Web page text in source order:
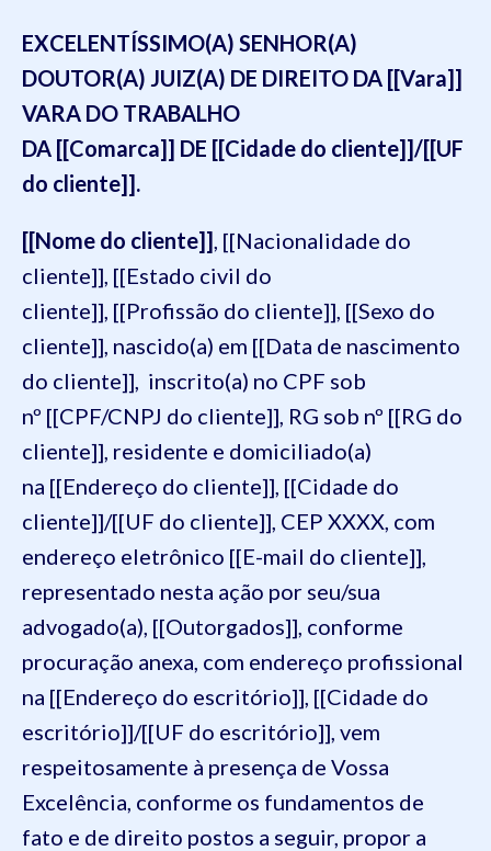
EXCELENTÍSSIMO(A) SENHOR(A)
DOUTOR(A) JUIZ(A) DE DIREITO DA [[Vara]]
VARA DO TRABALHO
DA [[Comarca]] DE [[Cidade do cliente]]/[[UF
do cliente]].
[[Nome do cliente]] , [[Nacionalidade do
cliente]], [[Estado civil do
cliente]], [[Profissão do cliente]], [[Sexo do
cliente]], nascido(a) em [[Data de nascimento
do cliente]], inscrito(a) no CPF sob
nº [[CPF/CNPJ do cliente]], RG sob nº [[RG do
cliente]], residente e domiciliado(a)
na [[Endereço do cliente]], [[Cidade do
cliente]]/[[UF do cliente]], CEP XXXX, com
endereço eletrônico [[E-mail do cliente]],
representado nesta ação por seu/sua
advogado(a), [[Outorgados]], conforme
procuração anexa, com endereço profissional
na [[Endereço do escritório]], [[Cidade do
escritório]]/[[UF do escritório]], vem
respeitosamente à presença de Vossa
Excelência, conforme os fundamentos de
fato e de direito postos a seguir, propor a